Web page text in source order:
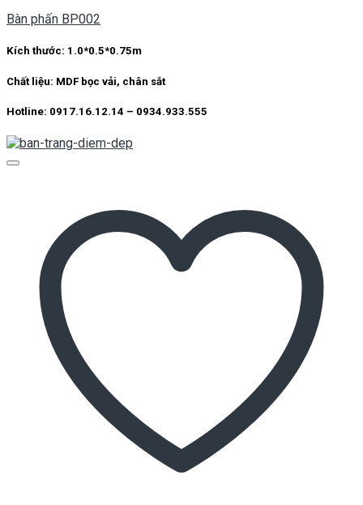
Bàn phấn BP002
Kích thước: 1.0*0.5*0.75m
Chất liệu: MDF bọc vải, chân sắt
Hotline: 0917.16.12.14 – 0934.933.555